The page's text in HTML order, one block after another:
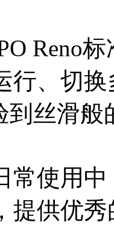
Reno
行、切
到丝滑
常使用中
提供优